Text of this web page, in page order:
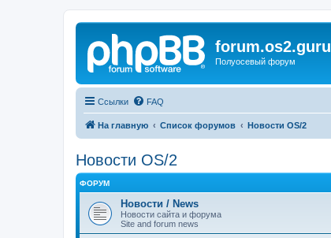
forum.os2.guru
Полуосевый форум
Ссылки FAQ
На главную Список форумов Новости OS/2
Новости OS/2
ФОРУМ
Новости / News
Новости сайта и форума
Site and forum news